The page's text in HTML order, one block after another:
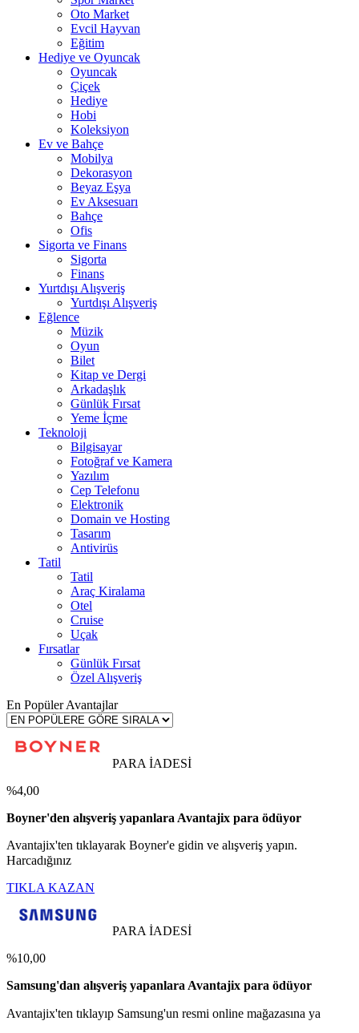
Oto Market
Evcil Hayvan
Eğitim
Hediye ve Oyuncak
Oyuncak
Çiçek
Hediye
Hobi
Koleksiyon
Ev ve Bahçe
Mobilya
Dekorasyon
Beyaz Eşya
Ev Aksesuarı
Bahçe
Ofis
Sigorta ve Finans
Sigorta
Finans
Yurtdışı Alışveriş
Yurtdışı Alışveriş
Eğlence
Müzik
Oyun
Bilet
Kitap ve Dergi
Arkadaşlık
Günlük Fırsat
Yeme İçme
Teknoloji
Bilgisayar
Fotoğraf ve Kamera
Yazılım
Cep Telefonu
Elektronik
Domain ve Hosting
Tasarım
Antivirüs
Tatil
Tatil
Araç Kiralama
Otel
Cruise
Uçak
Fırsatlar
Günlük Fırsat
Özel Alışveriş
En Popüler Avantajlar
PARA İADESİ
%4,00
Boyner'den alışveriş yapanlara Avantajix para ödüyor
Avantajix'ten tıklayarak Boyner'e gidin ve alışveriş yapın.
Harcadığınız
TIKLA KAZAN
PARA İADESİ
%10,00
Samsung'dan alışveriş yapanlara Avantajix para ödüyor
Avantajix'ten tıklayıp Samsung'un resmi online mağazasına ya